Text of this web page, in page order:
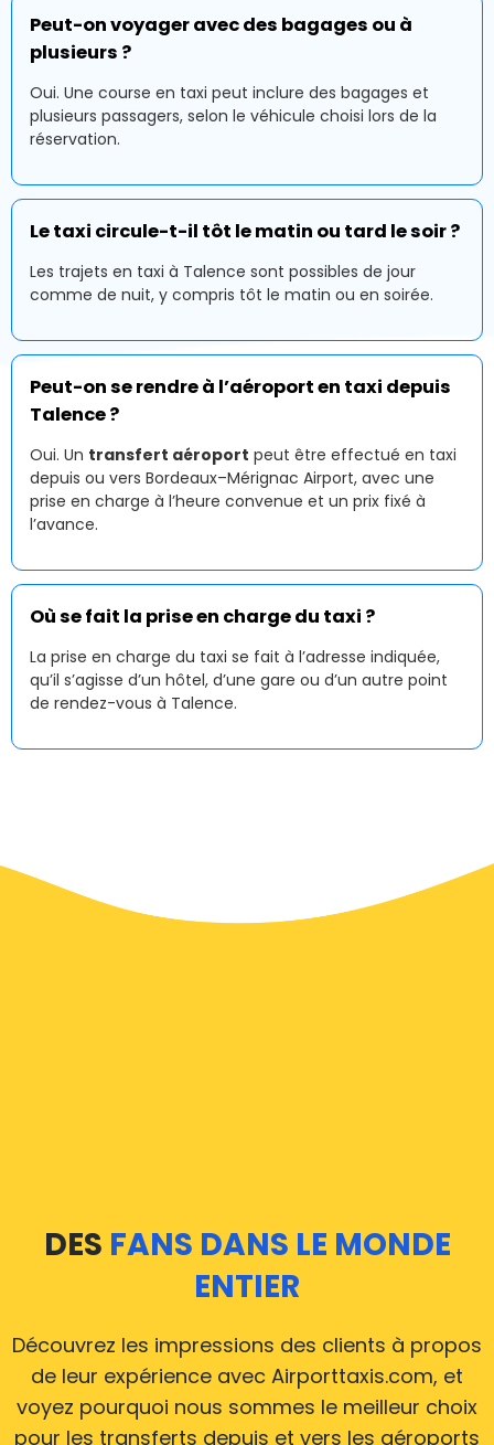
Peut-on voyager avec des bagages ou à
plusieurs ?
Oui. Une course en taxi peut inclure des bagages et
plusieurs passagers, selon le véhicule choisi lors de la
réservation.
Le taxi circule-t-il tôt le matin ou tard le soir ?
Les trajets en taxi à Talence sont possibles de jour
comme de nuit, y compris tôt le matin ou en soirée.
Peut-on se rendre à l’aéroport en taxi depuis
Talence ?
Oui. Un transfert aéroport peut être effectué en taxi
depuis ou vers Bordeaux–Mérignac Airport, avec une
prise en charge à l’heure convenue et un prix fixé à
l’avance.
Où se fait la prise en charge du taxi ?
La prise en charge du taxi se fait à l’adresse indiquée,
qu’il s’agisse d’un hôtel, d’une gare ou d’un autre point
de rendez-vous à Talence.
DES FANS DANS LE MONDE
ENTIER
Découvrez les impressions des clients à propos
de leur expérience avec Airporttaxis.com, et
voyez pourquoi nous sommes le meilleur choix
pour les transferts depuis et vers les aéroports